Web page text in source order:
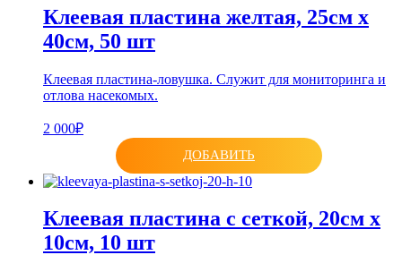
Клеевая пластина желтая, 25см х
40см, 50 шт
Клеевая пластина-ловушка. Служит для мониторинга и
отлова насекомых.
2 000₽
ДОБАВИТЬ
Клеевая пластина с сеткой, 20см х
10см, 10 шт